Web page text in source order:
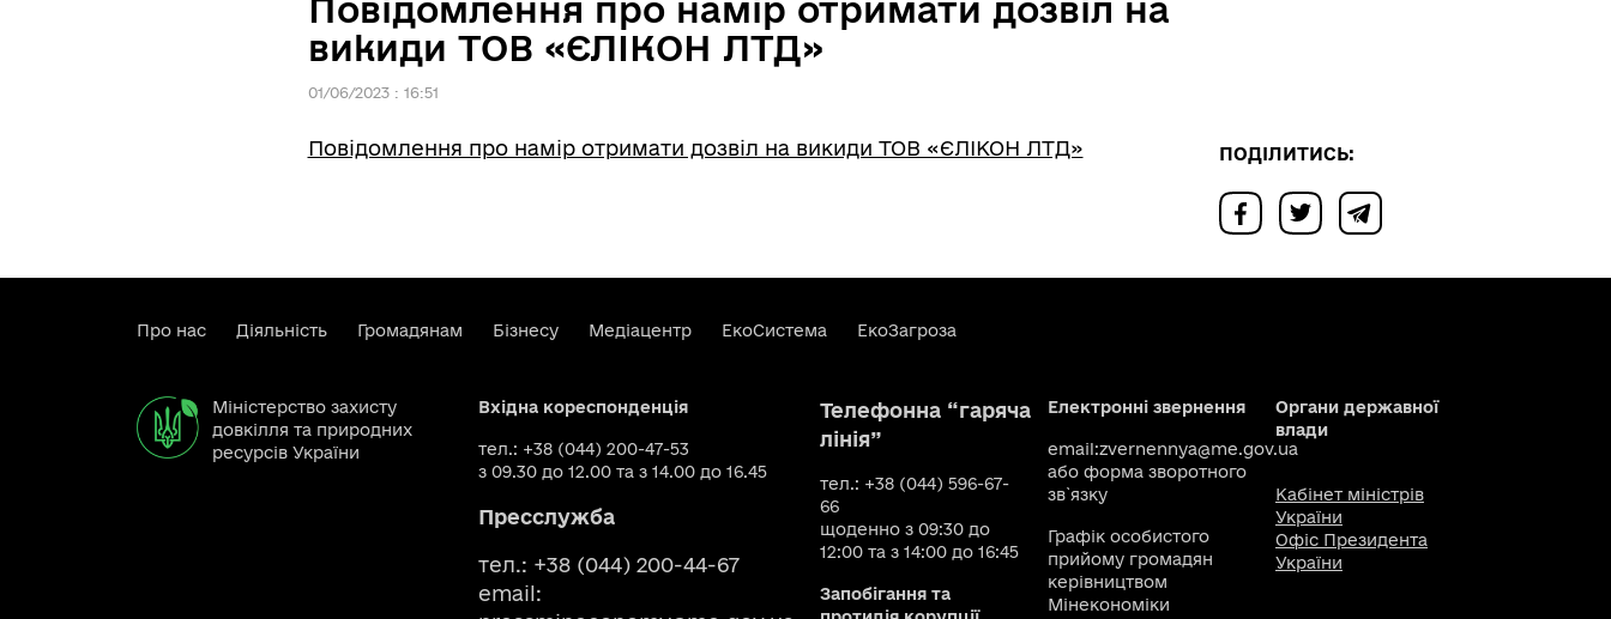
Повідомлення про намір отримати дозвіл на
викиди ТОВ «ЄЛІКОН ЛТД»
01/06/2023 : 16:51
Повідомлення про намір отримати дозвіл на викиди ТОВ «ЄЛІКОН ЛТД» ПОДІЛИТИСЬ:
Про нас Діяльність Громадянам Бізнесу Медіацентр ЕкоСистема ЕкоЗагроза
Міністерство захисту
довкілля та природних
ресурсів України
Вхідна кореспонденція
тел.: +38 (044) 200-47-53
з 09.30 до 12.00 та з 14.00 до 16.45
Пресслужба
тел.: +38 (044) 200-44-67
email:
Телефонна “гаряча
лінія”
тел.: +38 (044) 596-67-
66
щоденно з 09:30 до
12:00 та з 14:00 до 16:45
Запобігання та
Електронні звернення
email:zvernennya@me.gov.ua
або форма зворотного
зв`язку
Графік особистого
прийому громадян
керівництвом
Мінекономіки
Органи державної
влади
Кабінет міністрів
України
Офіс Президента
України